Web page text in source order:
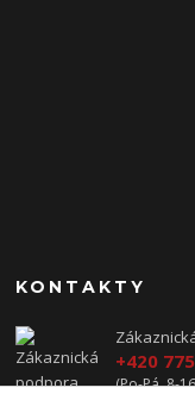
KONTAKTY
+420
(Po-Pá, 8-